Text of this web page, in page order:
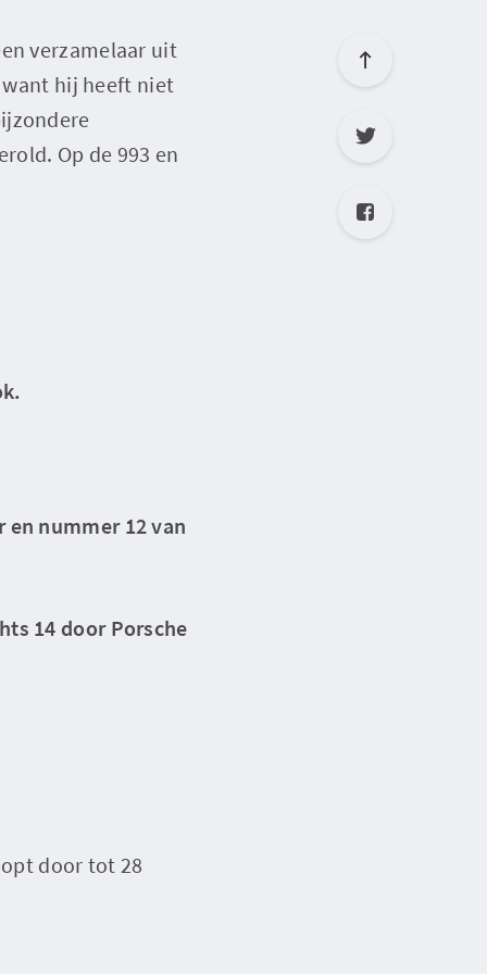
verzamelaar uit
hij heeft niet
Op de 993 en
en nummer 12 van
14 door Porsche
door tot 28